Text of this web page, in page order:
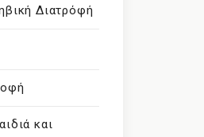
Διατρόφή
και